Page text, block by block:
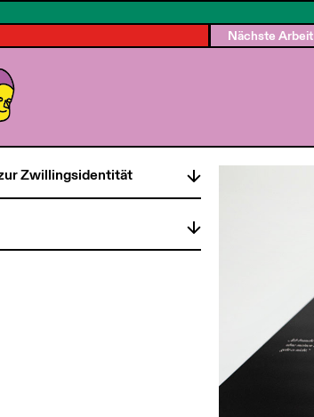
Nächste Arbeit
Zwillingsidentität